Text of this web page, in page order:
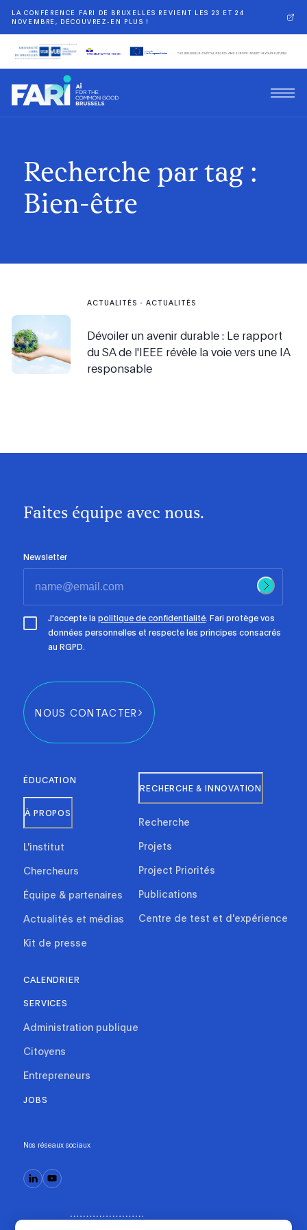
LA CONFÉRENCE FARI DE BRUXELLES REVIENT LES 23 ET 24
NOVEMBRE, DÉCOUVREZ-EN PLUS !
Recherche par tag :
Bien-être
ACTUALITÉS -ACTUALITÉS
Dévoiler un avenir durable : Le rapport
du SA de l'IEEE révèle la voie vers une IA
responsable
Faites équipe avec nous.
Newsletter
J'accepte lapolitique de confidentialité. Fari protège vos
données personnelles et respecte les principes consacrés
au RGPD.
NOUS CONTACTER
ÉDUCATION
À PROPOS
L'institut
Chercheurs
Équipe & partenaires
Actualités et médias
Kit de presse
RECHERCHE & INNOVATION
Recherche
Projets
Project Priorités
Publications
Centre de test et d'expérience
CALENDRIER
SERVICES
Administration publique
Citoyens
Entrepreneurs
JOBS
Nos réseaux sociaux